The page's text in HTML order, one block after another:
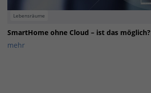
Lebensräume
SmartHome ohne Cloud – ist das möglich?
mehr